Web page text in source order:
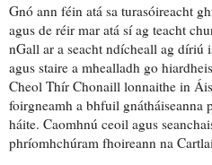
Gnó ann féin atá sa turasóireacht
agus de réir mar atá síag teacht
nGall ar a seacht ndícheall ag díriú
agus staire a mhealladh go
Cheol Thír Chonaill lonnaithe in
foirgneamh a bhfuil gnátháiseanna
háite. Caomhnú ceoil agus
phríomhchúram fhoireann na